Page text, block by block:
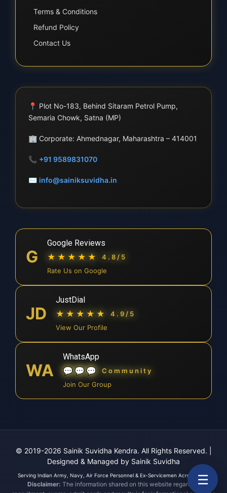
Terms & Conditions
Refund Policy
Contact Us
📍 Plot No-183, Behind Sitaram Petrol Pump,
Semaria Chowk, Satna (MP)
🏢 Corporate: Ahmednagar, Maharashtra – 414001
📞 +91 9589831070
✉ info@sainiksuvidha.in
G
Google Reviews
★★★★★
4.8/5
Rate Us on Google
JD
JustDial
★★★★★
4.9/5
View Our Profile
WA
WhatsApp
💬💬💬
Community
Join Our Group
© 2019-2026 Sainik Suvidha Kendra. All Rights Reserved.
Designed & Managed by Sainik Suvidha
Serving Indian Army, Navy, Air Force Personnel & Ex-Servicemen Across India.
Disclaimer: The information shared on this website regarding☰